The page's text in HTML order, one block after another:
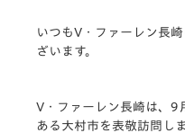
いつもV・ ファーレン長
ざいます。
V・ファーレン長崎は、9
ある大村市を表敬訪問し